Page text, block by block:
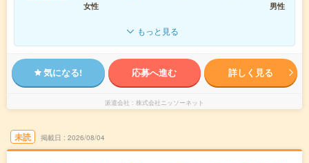
女性
男性
もっと見る
気になる! 応募へ進む 詳しく見る
派遣会社 株式会社ニッソーネット
未読 掲載日 2026/08/04